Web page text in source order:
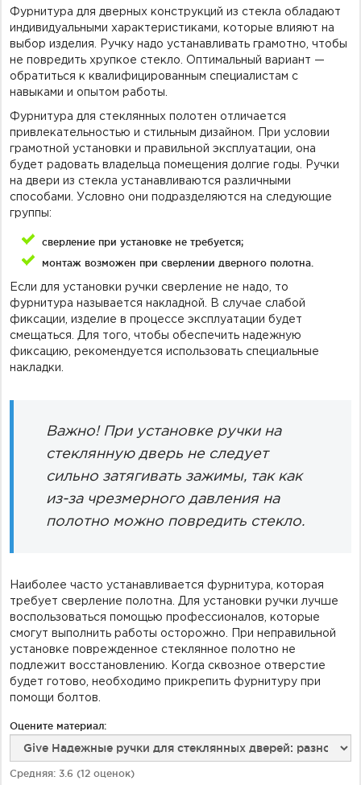
Фурнитура для дверных конструкций из стекла обладают
индивидуальными характеристиками, которые влияют на
выбор изделия. Ручку надо устанавливать грамотно, чтобы
не повредить хрупкое стекло. Оптимальный вариант —
обратиться к квалифицированным специалистам с
навыками и опытом работы.
Фурнитура для стеклянных полотен отличается
привлекательностью и стильным дизайном. При условии
грамотной установки и правильной эксплуатации, она
будет радовать владельца помещения долгие годы. Ручки
на двери из стекла устанавливаются различными
способами. Условно они подразделяются на следующие
группы:
сверление при установке не требуется;
монтаж возможен при сверлении дверного полотна.
Если для установки ручки сверление не надо, то
фурнитура называется накладной. В случае слабой
фиксации, изделие в процессе эксплуатации будет
смещаться. Для того, чтобы обеспечить надежную
фиксацию, рекомендуется использовать специальные
накладки.
Важно! При установке ручки на
стеклянную дверь не следует
сильно затягивать зажимы, так как
из-за чрезмерного давления на
полотно можно повредить стекло.
Наиболее часто устанавливается фурнитура, которая
требует сверление полотна. Для установки ручки лучше
воспользоваться помощью профессионалов, которые
смогут выполнить работы осторожно. При неправильной
установке поврежденное стеклянное полотно не
подлежит восстановлению. Когда сквозное отверстие
будет готово, необходимо прикрепить фурнитуру при
помощи болтов.
Оцените материал:
Средняя: 3.6 (12 оценок)